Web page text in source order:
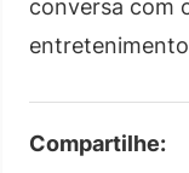
conversa com
Compartilhe: